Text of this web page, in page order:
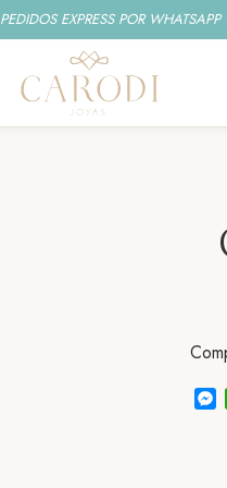
PEDIDOS EXPRESS POR